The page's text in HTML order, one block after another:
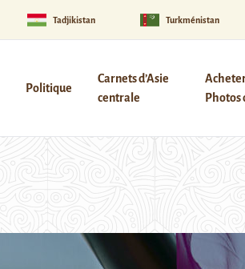
Tadjikistan Turkménistan
Politique
Carnets d’Asie
centrale
Photos